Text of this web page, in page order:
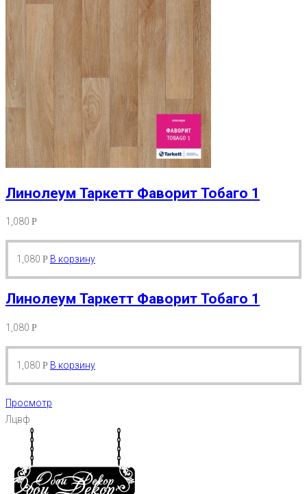
Линолеум Таркетт Фаворит Тобаго 1
1,080 Р
1,080 Р В корзину
Линолеум Таркетт Фаворит Тобаго 1
1,080 Р
1,080 Р В корзину
Просмотр
Лцвф